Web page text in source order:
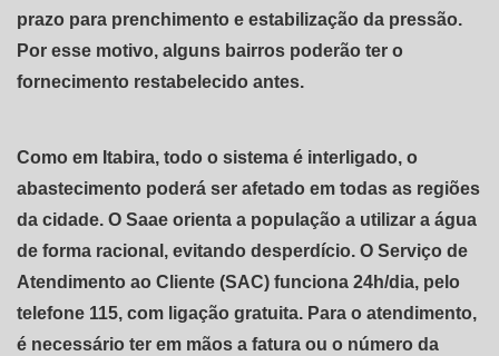
prazo para prenchimento e estabilização da pressão.
Por esse motivo, alguns bairros poderão ter o
fornecimento restabelecido antes.
Como em Itabira, todo o sistema é interligado, o
abastecimento poderá ser afetado em todas as regiões
da cidade. O Saae orienta a população a utilizar a água
de forma racional, evitando desperdício. O Serviço de
Atendimento ao Cliente (SAC) funciona 24h/dia, pelo
telefone 115, com ligação gratuita. Para o atendimento,
é necessário ter em mãos a fatura ou o número da